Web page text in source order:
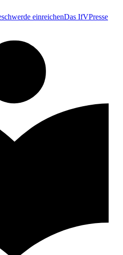
einreichenDas IfVPresse